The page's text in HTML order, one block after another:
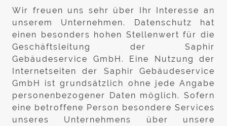
Wir freuen uns sehr über Ihr Interesse an
unserem Unternehmen. Datenschutz hat
einen besonders hohen Stellenwert für die
Geschäftsleitung der Saphir
Gebäudeservice GmbH. Eine Nutzung der
Internetseiten der Saphir Gebäudeservice
GmbH ist grundsätzlich ohne jede Angabe
personenbezogener Daten möglich. Sofern
eine betroffene Person besondere Services
unseres Unternehmens über unsere